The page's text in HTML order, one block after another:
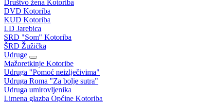
Društvo žena Kotoriba
DVD Kotoriba
KUD Kotoriba
LD Jarebica
SRD "Som" Kotoriba
ŠRD Žužička
Udruge
Mažoretkinje Kotoribe
Udruga "Pomoć neizlječivima"
Udruga Roma "Za bolje sutra"
Udruga umirovljenika
Limena glazba Općine Kotoriba